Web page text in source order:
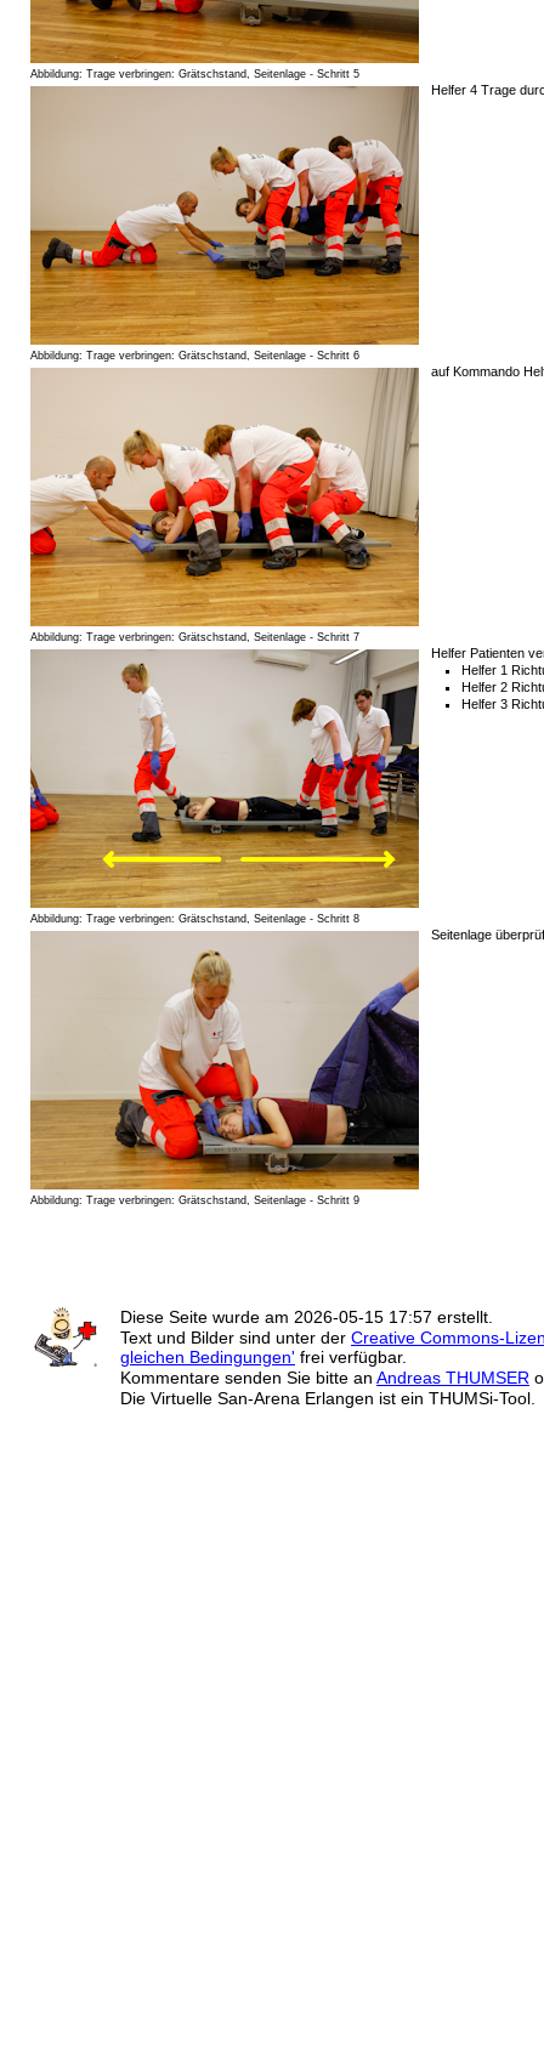
Abbildung: Trage verbringen: Grätschstand, Seitenlage - Schritt 5
Abbildung: Trage verbringen: Grätschstand, Seitenlage - Schritt 6
Helfer 4 Trage
Abbildung: Trage verbringen: Grätschstand, Seitenlage - Schritt 7
auf Kommando
Abbildung: Trage verbringen: Grätschstand, Seitenlage - Schritt 8
Helfer Patienten
Helfer 1
Helfer 2
Helfer 3
Abbildung: Trage verbringen: Grätschstand, Seitenlage - Schritt 9
Seitenlage
Diese Seite wurde am 2026-05-15 17:57 erstellt.
Text und Bilder sind unter der Creative Commons-
gleichen Bedingungen' frei verfügbar.
Kommentare senden Sie bitte an Andreas THUMSER
Die Virtuelle San-Arena Erlangen ist ein THUMSi-Tool.